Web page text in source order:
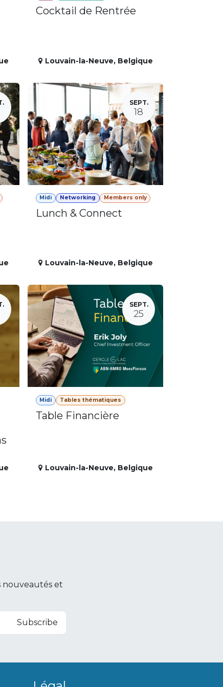
Cocktail de Rentrée
Louvain-la-Neuve, Belgique
SEPT.
18
Midi Networking Members only
Lunch & Connect
Louvain-la-Neuve, Belgique
SEPT.
25
Midi Tables thématiques
Table Financière
Louvain-la-Neuve, Belgique
et
Subscribe